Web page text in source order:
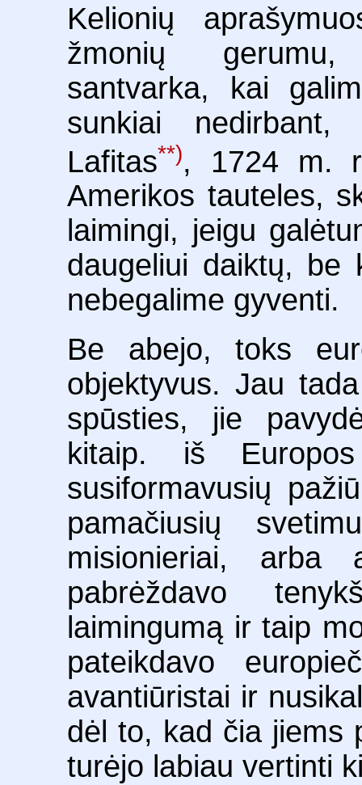
Kelionių
žmonių
santvarka, kai
sunkiai
Lafitas**), 1724 m.
Amerikos tauteles,
laimingi, jeigu
daugeliui daiktų, be
nebegalime gyventi.
Be abejo, toks
objektyvus. Jau
spūsties, jie
kitaip. iš
susiformavusių
pamačiusių
misionieriai, arba
pabrėždavo
laimingumą ir taip
pateikdavo
avantiūristai ir
dėl to, kad čia jiems
turėjo labiau vertinti